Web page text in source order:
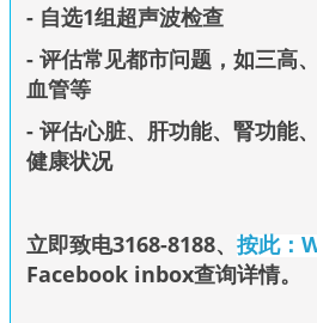
- 自选1组超声波检查
- 评估常见都市问题，如三高
血管等
- 评估心脏、肝功能、 腎功能
健康状况
立即致电3168-8188、 按此：
Facebook inbox查询详情。